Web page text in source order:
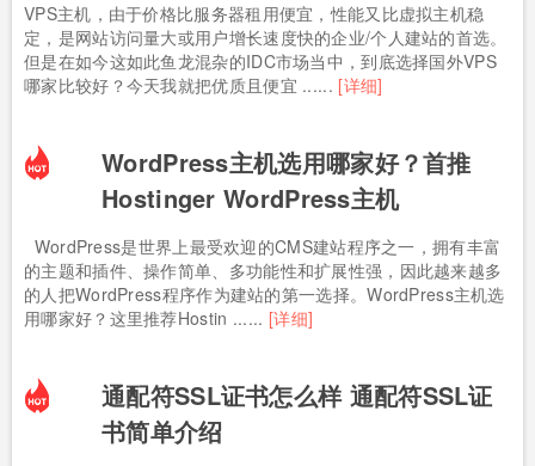
VPS主机，由于价格比服务器租用便宜，性能又比虚拟主机稳
定，是网站访问量大或用户增长速度快的企业/个人建站的首选。
但是在如今这如此鱼龙混杂的IDC市场当中，到底选择国外VPS
哪家比较好？今天我就把优质且便宜 ...... [详细]
WordPress主机选用哪家好？首推
Hostinger WordPress主机
WordPress是世界上最受欢迎的CMS建站程序之一，拥有丰富
的主题和插件、操作简单、多功能性和扩展性强，因此越来越多
的人把WordPress程序作为建站的第一选择。WordPress主机选
用哪家好？这里推荐Hostin ...... [详细]
通配符SSL证书怎么样 通配符SSL证
书简单介绍